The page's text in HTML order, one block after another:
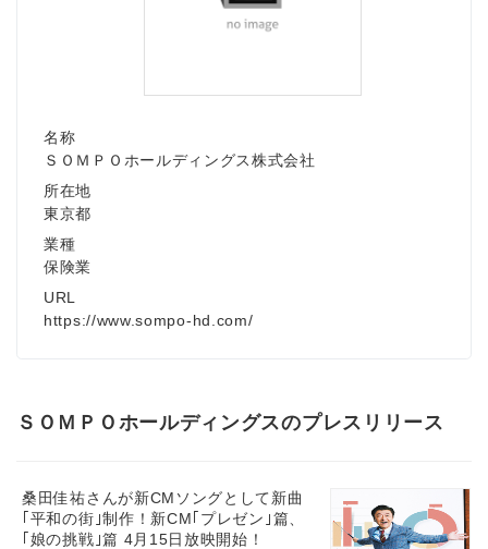
名称
ＳＯＭＰＯホールディングス株式会社
所在地
東京都
業種
保険業
URL
https://www.sompo-hd.com/
ＳＯＭＰＯホールディングスのプレスリリース
桑田佳祐さんが新CMソングとして新曲
｢平和の街｣制作！新CM｢プレゼン｣篇、
｢娘の挑戦｣篇 4月15日放映開始！